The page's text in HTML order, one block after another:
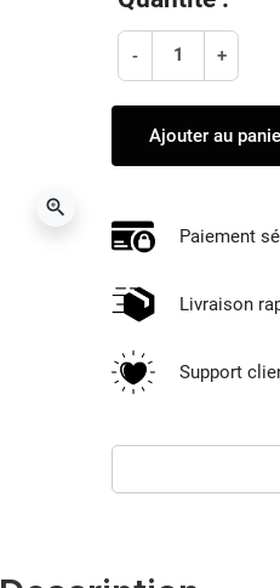
zoom_in
- +
Ajouter au
Paiement
Livraison
Support